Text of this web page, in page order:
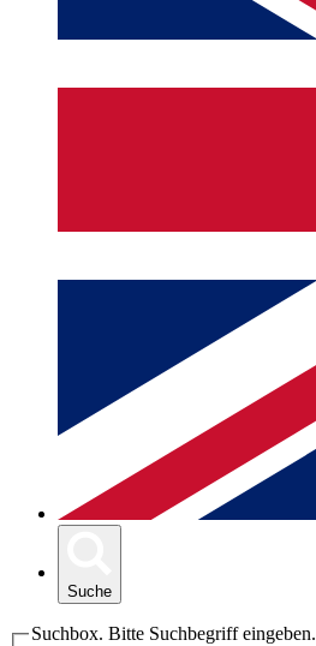
Suche
Suchbox. Bitte Suchbegriff eingeben.